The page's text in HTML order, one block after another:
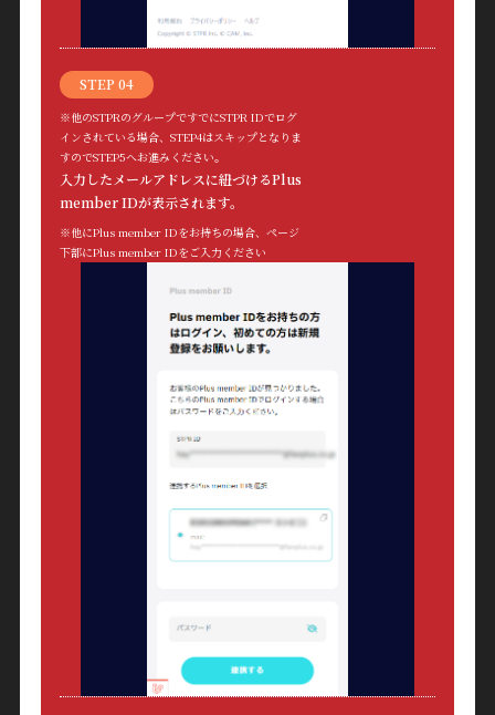
STEP 04
※他のSTPRのグループですでにSTPR IDでログ
インされている場合、STEP4はスキップとなりま
すのでSTEP5へお進みください。
入力したメールアドレスに紐づけるPlus
member IDが表示されます。
※他にPlus member IDをお持ちの場合、ページ
下部にPlus member IDをご入力ください